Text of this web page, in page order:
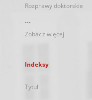
Rozprawy doktorskie
...
Zobacz więcej
Indeksy
Tytuł